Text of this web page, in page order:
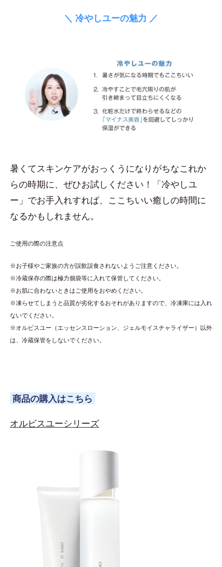
＼ 冷やしユーの魅力 ／
暑くてスキンケアがおっくうになりがちなこれか
らの時期に、ぜひお試しください！「冷やしユ
ー」でお手入れすれば、ここちいい癒しの時間に
なるかもしれません。
ご使用の際の注意点
※お子様やご家族の方が誤飲誤食されないようご注意ください。
※冷蔵保存の際は極力個袋等に入れて保管してください。
※お肌に合わないときはご使用をおやめください。
※凍らせてしまうと品質が劣化するおそれがありますので、冷凍庫には入れ
ないでください。
※オルビスユー（エッセンスローション、ジェルモイスチャライザー）以外
は、冷蔵保管をしないでください。
商品の購入はこちら
オルビスユーシリーズ